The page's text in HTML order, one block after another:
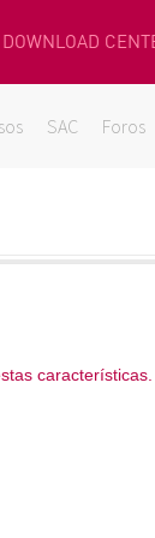
DOWNLOAD
SAC Foros